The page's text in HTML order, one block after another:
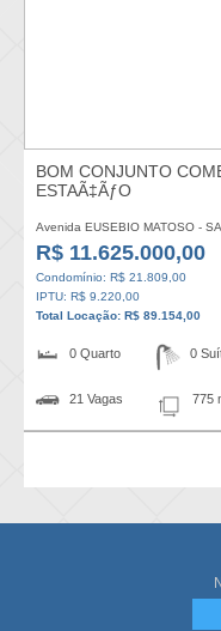
BOM CONJUNTO
ESTAÃ‡ÃƒO
Avenida EUSEBIO MATOSO -
R$ 11.625.000,00
Condomínio: R$ 21.809,00
IPTU: R$ 9.220,00
Total Locação: R$ 89.154,00
0 Quarto 0
21 Vagas 775